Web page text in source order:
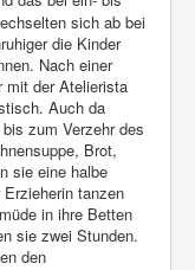
sich ab bei
die Kinder
Nach einer
mit der Atelierista
Auch da
zum Verzehr des
Brot,
sie eine halbe
tanzen
in ihre Betten
sie zwei Stunden.
den